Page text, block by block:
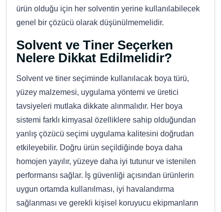
ürün olduğu için her solventin yerine kullanılabilecek
genel bir çözücü olarak düşünülmemelidir.
Solvent ve Tiner Seçerken
Nelere Dikkat Edilmelidir?
Solvent ve tiner seçiminde kullanılacak boya türü,
yüzey malzemesi, uygulama yöntemi ve üretici
tavsiyeleri mutlaka dikkate alınmalıdır. Her boya
sistemi farklı kimyasal özelliklere sahip olduğundan
yanlış çözücü seçimi uygulama kalitesini doğrudan
etkileyebilir. Doğru ürün seçildiğinde boya daha
homojen yayılır, yüzeye daha iyi tutunur ve istenilen
performansı sağlar. İş güvenliği açısından ürünlerin
uygun ortamda kullanılması, iyi havalandırma
sağlanması ve gerekli kişisel koruyucu ekipmanların